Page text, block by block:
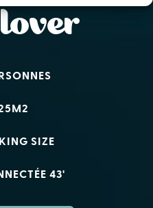
SIZE
43'